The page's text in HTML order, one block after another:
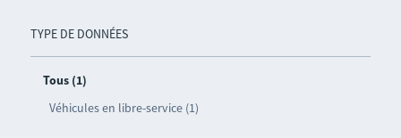
TYPE DE DONNÉES
Tous (1)
Véhicules en libre-service (1)